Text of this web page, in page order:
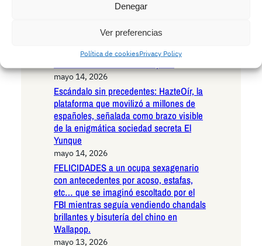
Denegar
Ver preferencias
Política de cookiesPrivacy Policy
La Policía advierte a los conductores:
cuidado con los ciervos borrachos que
mayo 14, 2026
Escándalo sin precedentes: HazteOír, la
plataforma que movilizó a millones de
españoles, señalada como brazo visible
de la enigmática sociedad secreta El
Yunque
mayo 14, 2026
FELICIDADES a un ocupa sexagenario
con antecedentes por acoso, estafas,
etc… que se imaginó escoltado por el
FBI mientras seguía vendiendo chandals
brillantes y bisutería del chino en
Wallapop.
mayo 13, 2026